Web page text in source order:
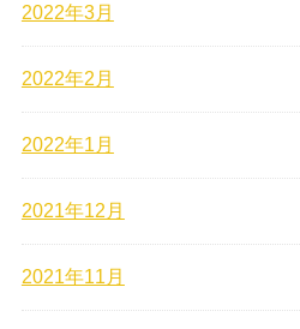
2022年3月
2022年2月
2022年1月
2021年12月
2021年11月